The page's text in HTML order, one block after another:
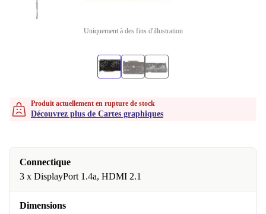
Uniquement à des fins d'illustration
Produit actuellement en rupture de stock
Découvrez plus de Cartes graphiques
Connectique
3 x DisplayPort 1.4a, HDMI 2.1
Dimensions